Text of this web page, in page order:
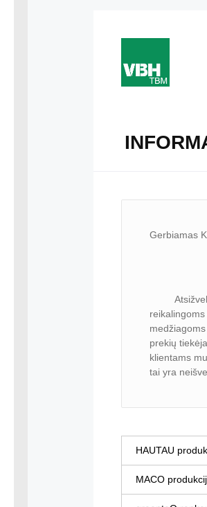
prekių
klientams
tai yra
HAUTAU
MACO